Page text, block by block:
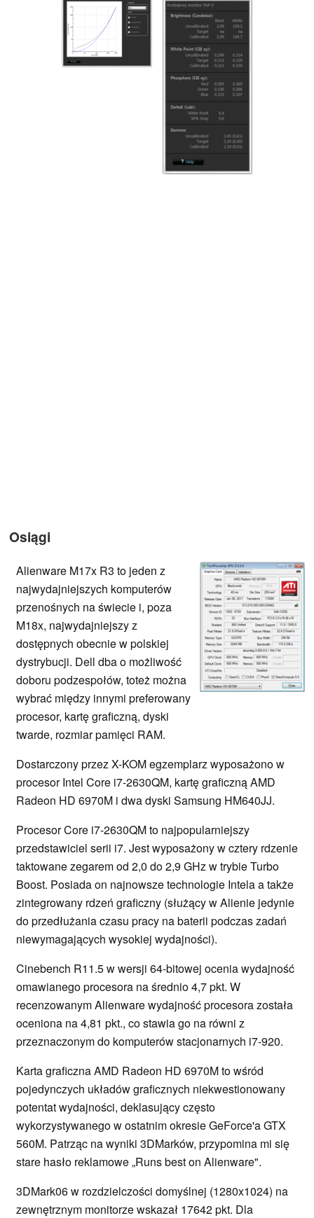
Osiągi
Alienware M17x R3 to jeden z
najwydajniejszych komputerów
przenośnych na świecie i, poza
M18x, najwydajniejszy z
dostępnych obecnie w polskiej
dystrybucji. Dell dba o możliwość
doboru podzespołów, toteż można
wybrać między innymi preferowany
procesor, kartę graficzną, dyski
twarde, rozmiar pamięci RAM.
Dostarczony przez X-KOM egzemplarz wyposażono w
procesor Intel Core i7-2630QM, kartę graficzną AMD
Radeon HD 6970M i dwa dyski Samsung HM640JJ.
Procesor Core i7-2630QM to najpopularniejszy
przedstawiciel serii i7. Jest wyposażony w cztery rdzenie
taktowane zegarem od 2,0 do 2,9 GHz w trybie Turbo
Boost. Posiada on najnowsze technologie Intela a także
zintegrowany rdzeń graficzny (służący w Alienie jedynie
do przedłużania czasu pracy na baterii podczas zadań
niewymagających wysokiej wydajności).
Cinebench R11.5 w wersji 64-bitowej ocenia wydajność
omawianego procesora na średnio 4,7 pkt. W
recenzowanym Alienware wydajność procesora została
oceniona na 4,81 pkt., co stawia go na równi z
przeznaczonym do komputerów stacjonarnych i7-920.
Karta graficzna AMD Radeon HD 6970M to wśród
pojedynczych układów graficznych niekwestionowany
potentat wydajności, deklasujący często
wykorzystywanego w ostatnim okresie GeForce'a GTX
560M. Patrząc na wyniki 3DMarków, przypomina mi się
stare hasło reklamowe „Runs best on Alienware".
3DMark06 w rozdzielczości domyślnej (1280x1024) na
zewnętrznym monitorze wskazał 17642 pkt. Dla